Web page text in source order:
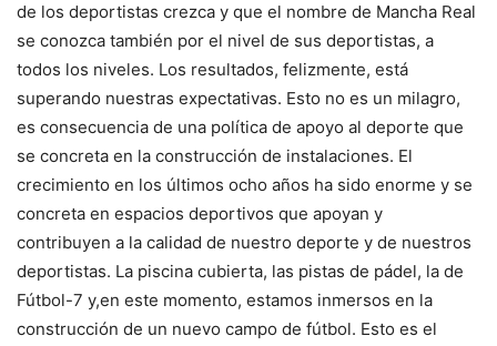
de los deportistas crezca y que el nombre de Mancha Real
se conozca también por el nivel de sus deportistas, a
todos los niveles. Los resultados, felizmente, está
superando nuestras expectativas. Esto no es un milagro,
es consecuencia de una política de apoyo al deporte que
se concreta en la construcción de instalaciones. El
crecimiento en los últimos ocho años ha sido enorme y se
concreta en espacios deportivos que apoyan y
contribuyen a la calidad de nuestro deporte y de nuestros
deportistas. La piscina cubierta, las pistas de pádel, la de
Fútbol-7 y,en este momento, estamos inmersos en la
construcción de un nuevo campo de fútbol. Esto es el